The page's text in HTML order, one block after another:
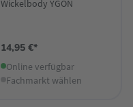
Wickelbody YGON
14,95 €*
Online verfügbar
Fachmarkt wählen